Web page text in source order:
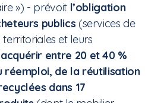
») - prévoit l’obligation
publics (services de
territoriales et leurs
entre 20 et 40 %
réemploi, de la réutilisation
dans 17